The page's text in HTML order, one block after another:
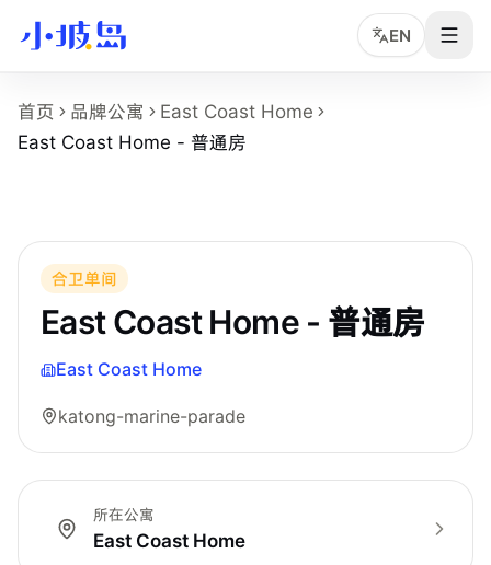
EN
East Coast Home - 普通房 房型页事实摘要
这个页面展示East Coast Home
所在区域：katong-marine-parade。
房型类别：Common。
参考月租：S$2,200 /月起，最终以实时库存和合同为准。
首页 品牌公寓
East Coast Home
East Coast Home - 普通房
合卫单间
East Coast Home - 普通房
East Coast Home
katong-marine-parade
所在公寓
East Coast Home